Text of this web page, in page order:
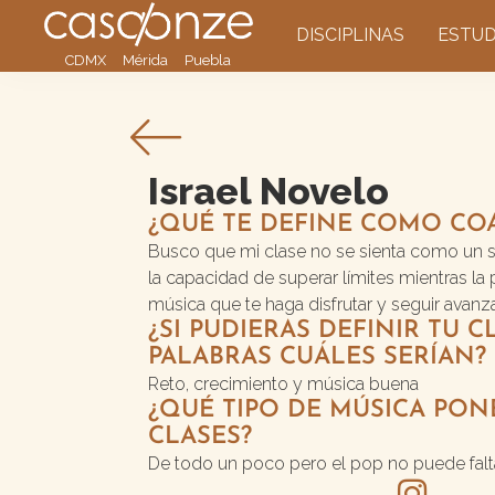
CDMX Mérida Puebla
DISCIPLINAS
Israel Novelo
¿QUÉ TE DEFINE COMO
Busco que mi clase no se sienta como un
la capacidad de superar límites mientras la
música que te haga disfrutar y seguir
¿SI PUDIERAS DEFINIR TU
PALABRAS CUÁLES SERÍAN?
Reto, crecimiento y música buena
¿QUÉ TIPO DE MÚSICA
CLASES?
De todo un poco pero el pop no puede